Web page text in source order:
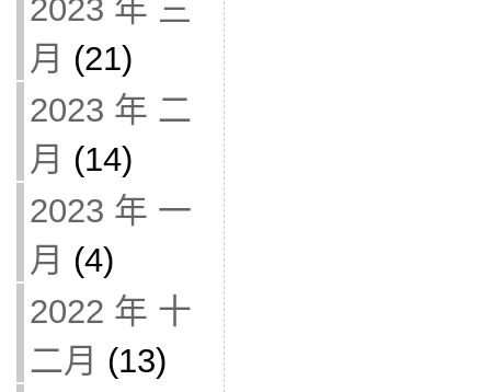
2023 年 三
月 (21)
2023 年 二
月 (14)
2023 年 一
月 (4)
2022 年 十
二月 (13)